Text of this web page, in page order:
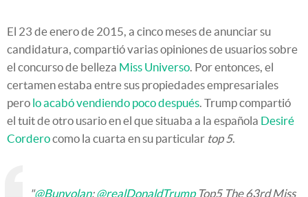
El 23 de enero de 2015, a cinco meses de anunciar su
candidatura, compartió varias opiniones de usuarios sobre
el concurso de belleza Miss Universo. Por entonces, el
certamen estaba entre sus propiedades empresariales
pero lo acabó vendiendo poco después. Trump compartió
el tuit de otro usario en el que situaba a la española Desiré
Corderocomo la cuarta en su particular top 5.
"@Bunyolan:@realDonaldTrumpTop5 The 63rd Miss